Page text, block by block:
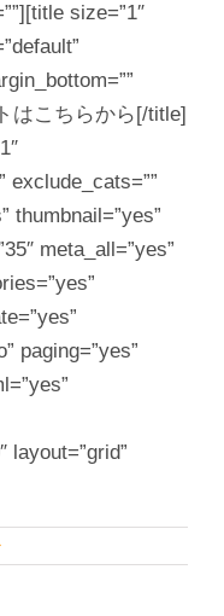
size=”1″
はこちらから[/title]
exclude_cats=””
thumbnail=”yes”
meta_all=”yes”
paging=”yes”
layout=”grid”